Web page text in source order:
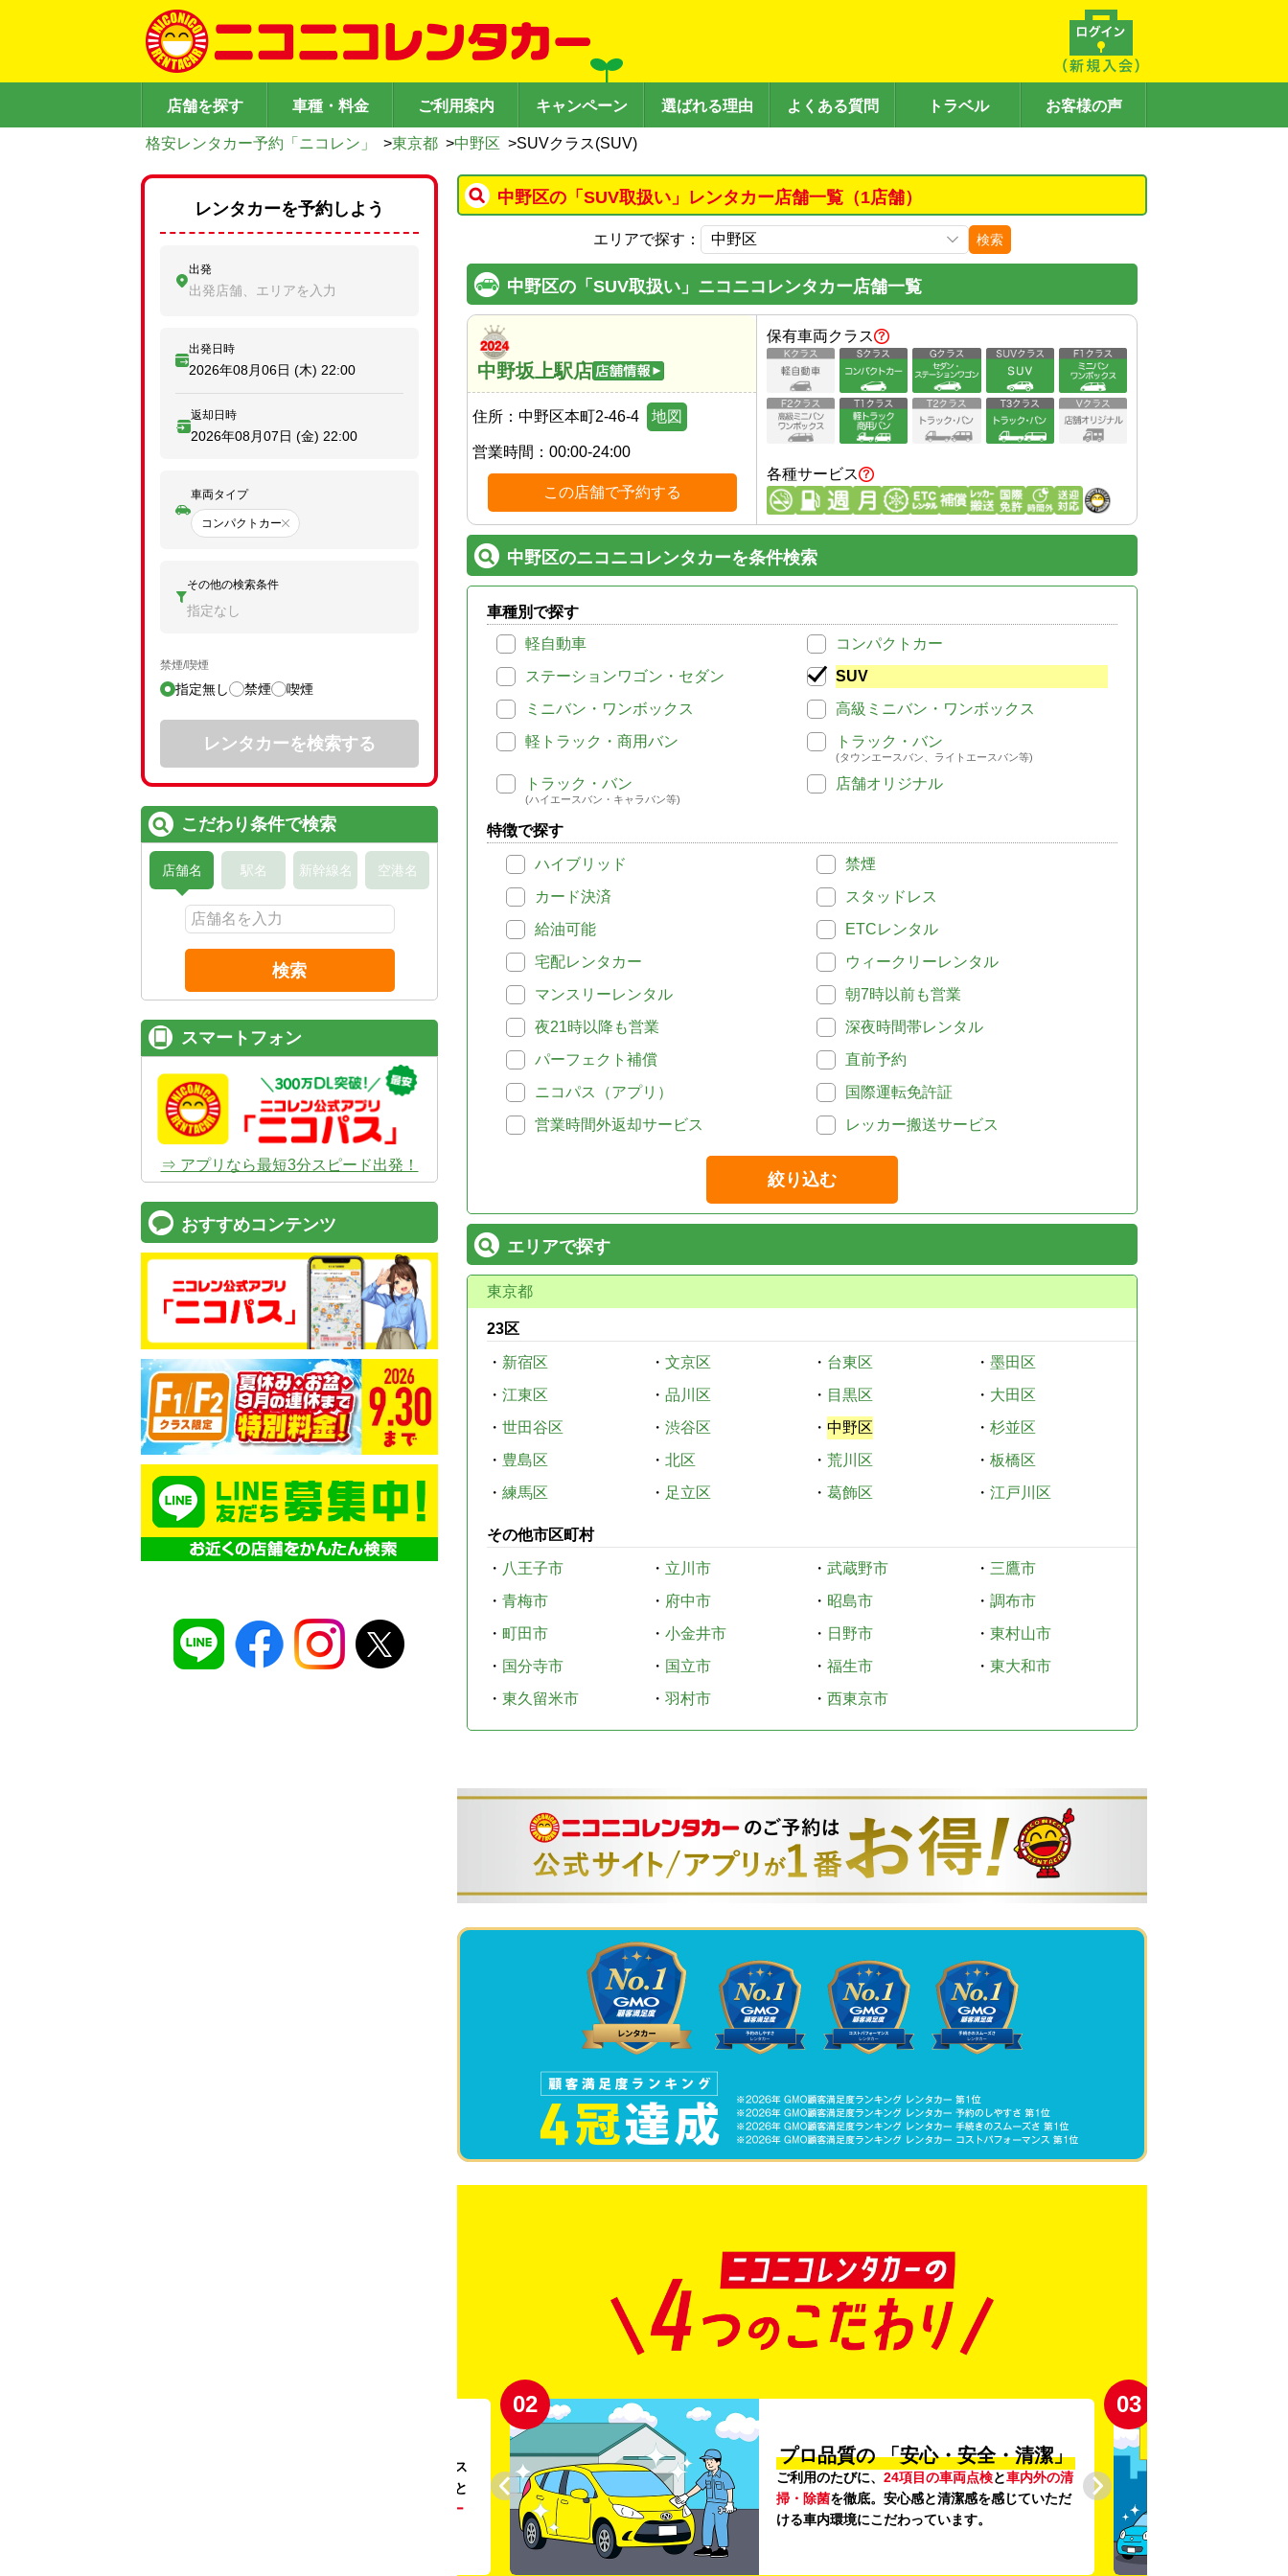
店舗を探す 車種・料金 ご利用案内 キャンペーン 選ばれる理由 よくある質問 トラベル お客様の声
格安レンタカー予約「ニコレン」 >東京都 >中野区 >SUVクラス(SUV)
中野区の「SUV取扱い」レンタカー店舗一覧（1店舗）
エリアで探す： 検索
中野区の「SUV取扱い」ニコニコレンタカー店舗一覧
中野坂上駅店
住所： 中野区本町2-46-4 地図
営業時間： 00:00-24:00
この店舗で予約する
保有車両クラス
各種サービス
中野区のニコニコレンタカーを条件検索
車種別で探す
軽自動車
コンパクトカー
ステーションワゴン・セダン
SUV
ミニバン・ワンボックス
高級ミニバン・ワンボックス
軽トラック・商用バン
トラック・バン
(タウンエースバン、ライトエースバン等)
トラック・バン
(ハイエースバン・キャラバン等)
店舗オリジナル
特徴で探す
ハイブリッド
禁煙
カード決済
スタッドレス
給油可能
ETCレンタル
宅配レンタカー
ウィークリーレンタル
マンスリーレンタル
朝7時以前も営業
夜21時以降も営業
深夜時間帯レンタル
パーフェクト補償
直前予約
ニコパス（アプリ）
国際運転免許証
営業時間外返却サービス
レッカー搬送サービス
絞り込む
エリアで探す
東京都
23区
・ 新宿区 ・ 文京区 ・ 台東区 ・ 墨田区
・ 江東区 ・ 品川区 ・ 目黒区 ・ 大田区
・ 世田谷区 ・ 渋谷区 ・ 中野区 ・ 杉並区
・ 豊島区 ・ 北区 ・ 荒川区 ・ 板橋区
・ 練馬区 ・ 足立区 ・ 葛飾区 ・ 江戸川区
その他市区町村
・ 八王子市 ・ 立川市 ・ 武蔵野市 ・ 三鷹市
・ 青梅市 ・ 府中市 ・ 昭島市 ・ 調布市
・ 町田市 ・ 小金井市 ・ 日野市 ・ 東村山市
・ 国分寺市 ・ 国立市 ・ 福生市 ・ 東大和市
・ 東久留米市 ・ 羽村市 ・ 西東京市
。ガソリンス
タンドや整備工場の既存インフラを活用すること
リー
02
プロ品質の 「安心・安全・清潔」
ご利用のたびに、 24項目の車両点検と車内外の清
掃・除菌を徹底。安心感と清潔感を感じていただ
ける車内環境にこだわっています。
03
レンタカーを予約しよう
出発
出発店舗、エリアを入力
出発日時
2026年08月06日 (木) 22:00
返却日時
2026年08月07日 (金) 22:00
車両タイプ
コンパクトカー
その他の検索条件
指定なし
禁煙/喫煙
指定無し 禁煙 喫煙
レンタカーを検索する
こだわり条件で検索
店舗名 駅名 新幹線名 空港名
検索
スマートフォン
⇒ アプリなら最短3分スピード出発！
おすすめコンテンツ